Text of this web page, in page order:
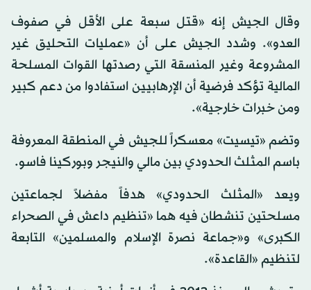
وقال الجيش إنه «قتل سبعة على الأقل في صفوف
العدو». وشدد الجيش على أن «عمليات التحليق غير
المشروعة وغير المنسقة التي رصدتها القوات المسلحة
المالية تؤكد فرضية أن الإرهابيين استفادوا من دعم كبير
ومن خبرات خارجية».
وتضم «تيسيت» معسكراً للجيش في المنطقة المعروفة
باسم المثلث الحدودي بين مالي والنيجر وبوركينا فاسو.
ويعد «المثلث الحدودي» هدفاً مفضلاً لجماعتين
مسلحتين تنشطان فيه هما «تنظيم داعش في الصحراء
الكبرى» و«جماعة نصرة الإسلام والمسلمين» التابعة
لتنظيم «القاعدة».